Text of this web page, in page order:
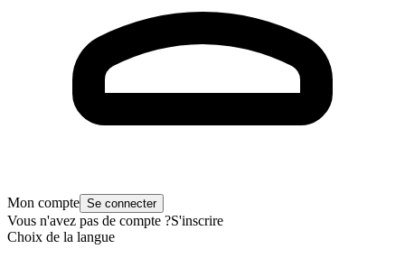
Mon compte Se connecter
Vous n'avez pas de compte ?S'inscrire
Choix de la langue